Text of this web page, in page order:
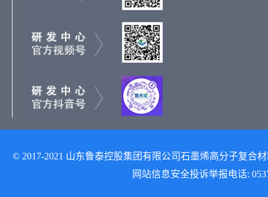
© 2017-2021 山东鲁泰控股集团有限公司石墨烯高分子复合
网站信息安全投诉举报电话: